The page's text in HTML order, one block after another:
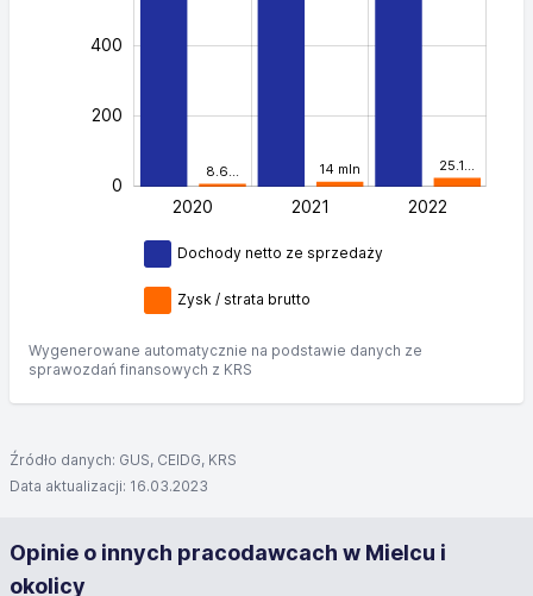
8.6… 14 mln 25.1…
0
200
400
L
2020 2021 2022
Dochody netto ze sprzedaży
Zysk / strata brutto
Wygenerowane automatycznie na podstawie danych ze
sprawozdań finansowych z KRS
Źródło danych: GUS, CEIDG, KRS
Data aktualizacji: 16.03.2023
Opinie o innych pracodawcach w Mielcu i
okolicy